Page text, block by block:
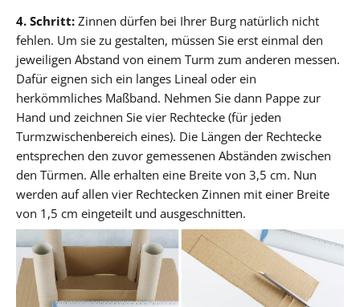
4. Schritt: Zinnen dürfen bei Ihrer Burg natürlich nicht
fehlen. Um sie zu gestalten, müssen Sie erst einmal den
jeweiligen Abstand von einem Turm zum anderen messen.
Dafür eignen sich ein langes Lineal oder ein
herkömmliches Maßband. Nehmen Sie dann Pappe zur
Hand und zeichnen Sie vier Rechtecke (für jeden
Turmzwischenbereich eines). Die Längen der Rechtecke
entsprechen den zuvor gemessenen Abständen zwischen
den Türmen. Alle erhalten eine Breite von 3,5 cm. Nun
werden auf allen vier Rechtecken Zinnen mit einer Breite
von 1,5 cm eingeteilt und ausgeschnitten.